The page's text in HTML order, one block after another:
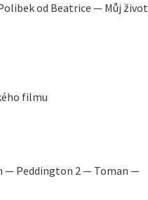
od Beatrice — Můj život
filmu
— Peddington 2 — Toman —